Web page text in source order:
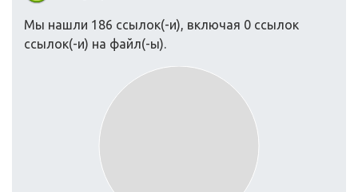
Мы нашли 186 ссылок(-и), включая 0 ссылок
ссылок(-и) на файл(-ы).